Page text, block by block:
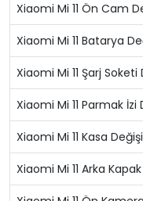
Xiaomi Mi 11 Ön Cam
Xiaomi Mi 11 Batarya
Xiaomi Mi 11 Şarj
Xiaomi Mi 11 Parmak İzi
Xiaomi Mi 11 Kasa
Xiaomi Mi 11 Arka